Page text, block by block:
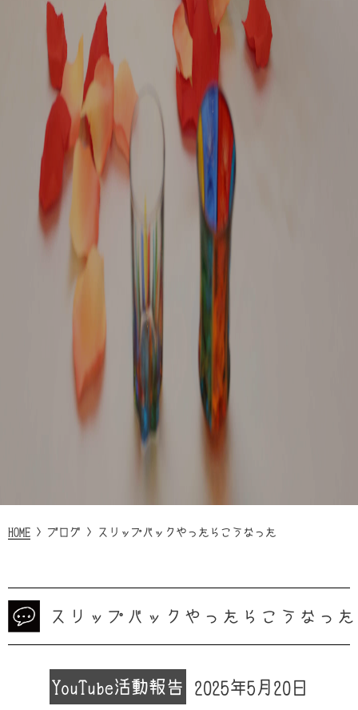
HOME > ブログ > スリップバックやったらこうなった
スリップバックやったらこうなった
YouTube活動報告 2025年5月20日